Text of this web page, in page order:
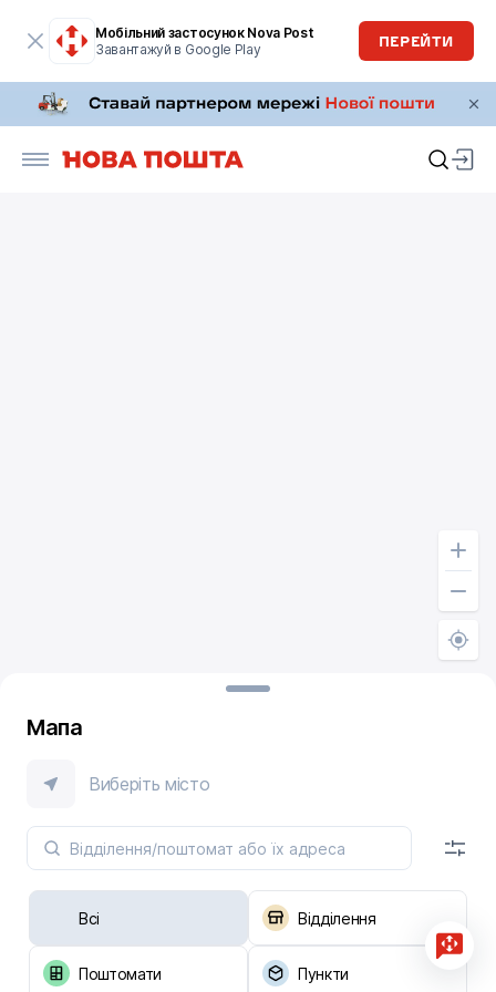
Мобільний застосунок Nova Post
Завантажуй в Google Play
ПЕРЕЙТИ
Мапа
Виберіть місто
Всі Відділення
Поштомати Пункти